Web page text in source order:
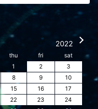
2022
thu fri
sat
1
2
3
8 9
10
15 16
17
22 23
24